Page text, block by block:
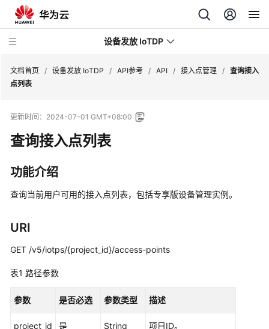
设备发放 IoTDP
新
动
态
产
品
介
速
入
户
文档首页 / 设备发放 IoTDP / API参考 / API / 接入点管理 / 查询接入
点列表
更新时间： 2024-07-01 GMT+08:00
查询接入点列表
功能介绍
查询当前用户可用的接入点列表，包括专享版设备管理实例。
URI
GET /v5/iotps/{project_id}/access-points
表1 路径参数
参数 是否必选 参数类型 描述
project_id 是 String
项目ID。